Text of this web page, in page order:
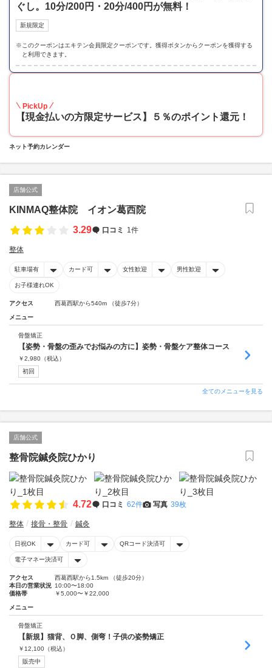
ぐし。10分/200円・20分/400円が無料！
新規限定
※ このクーポンはエキテン会員限定クーポンです。獲得ボタンからクーポンを獲得する
と利用できます。
PickUp
【現金払いの方限定サービス】５％のポイント還元！
ネット予約カレンダー
店舗公式
KINMAQ整体院 イオン葛西院
3.29
口コミ 1件
整体
駐車場有 カード可 女性歓迎 男性歓迎
お子様連れOK
アクセス 西葛西駅から540m （徒歩7分）
メニュー
骨盤矯正
【姿勢・骨盤の歪みでお悩みの方に】姿勢・骨盤ケア整体コース
￥2,980 （税込）
初回
全てのメニューを見る
店舗公式
整骨院鍼灸院ひかり
4.72 口コミ 62件 写真 39枚
整体 接骨・整骨 鍼灸
日祝OK カード可 QRコード決済可
電子マネー決済可
アクセス
西葛西駅から1.5km （徒歩20分）
本日の営業状況 10:00〜18:00
価格帯
￥5,000〜￥22,000
メニュー
骨盤矯正
【新規】猫背、Ｏ脚、側弯！子供の姿勢矯正
￥ 12,100 （税込）
販売中